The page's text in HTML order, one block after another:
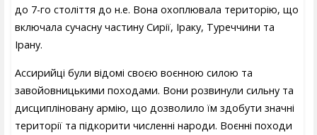
до 7-го століття до н.е. Вона охоплювала територію, що
включала сучасну частину Сирії, Іраку, Туреччини та
Ірану.
Ассирийці були відомі своєю воєнною силою та
завойовницькими походами. Вони розвинули сильну та
дисципліновану армію, що дозволило їм здобути значні
території та підкорити численні народи. Воєнні походи